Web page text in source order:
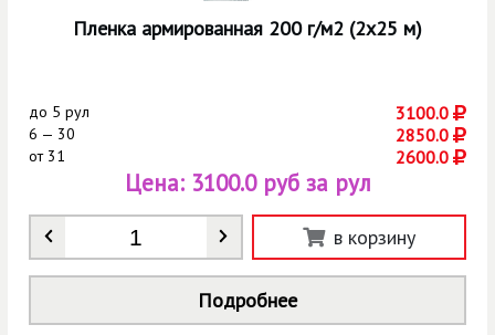
Пленка армированная 200 г/м2 (2х25 м)
до 5 рул 3100.0
6 — 30 2850.0
от31 2600.0
Количество
Цена: 3100.0 руб за рул
в корзину
Подробнее